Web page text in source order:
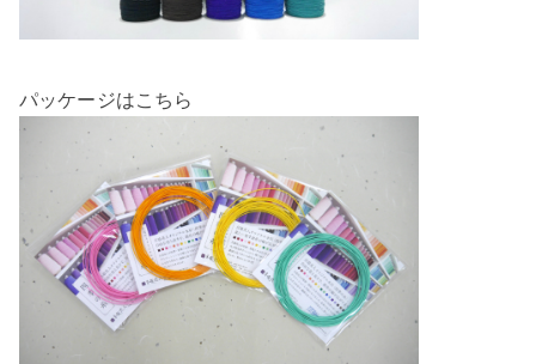
パッケージはこちら